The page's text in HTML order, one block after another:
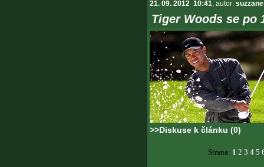
21. 09. 2012 10:41, autor: suzzane
Tiger Woods se po
>>Diskuse k článku (0)
Strana: 1 2 3 4 5